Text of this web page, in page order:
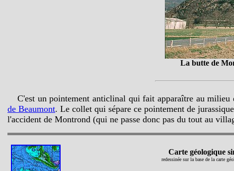
La butte de
C'est un pointement anticlinal qui fait apparaître au
de Beaumont. Le collet qui sépare ce pointement de
l'accident de Montrond (qui ne passe donc pas du tout au
Carte géologique
redessinée sur la base de la carte